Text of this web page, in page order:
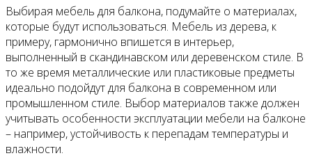
Выбирая мебель для балкона, подумайте о материалах,
которые будут использоваться. Мебель из дерева, к
примеру, гармонично впишется в интерьер,
выполненный в скандинавском или деревенском стиле. В
то же время металлические или пластиковые предметы
идеально подойдут для балкона в современном или
промышленном стиле. Выбор материалов также должен
учитывать особенности эксплуатации мебели на балконе
– например, устойчивость к перепадам температуры и
влажности.